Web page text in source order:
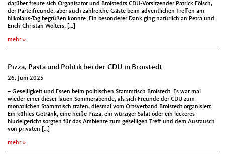
darüber freute sich Organisator und Broistedts CDU-Vorsitzender Patrick Fölsch,
der Parteifreunde, aber auch zahlreiche Gäste beim adventlichen Treffen am
Nikolaus-Tag begrüßen konnte. Ein besonderer Dank ging natürlich an Petra und
Erich-Christan Wolters, […]
mehr
Pizza, Pasta und Politik bei der CDU in Broistedt
26. Juni 2025
– Geselligkeit und Essen beim politischen Stammtisch Broistedt. Es war mal
wieder einer dieser lauen Sommerabende, als sich Freunde der CDU zum
monatlichen Stammtisch trafen, diesmal vom Ortsverband Broistedt organisiert.
Ein kühles Getränk, eine heiße Pizza, ein würziger Salat oder ein leckeres
Nudelgericht sorgten für das Ambiente zum geselligen Treff und dem Austausch
von privaten […]
mehr